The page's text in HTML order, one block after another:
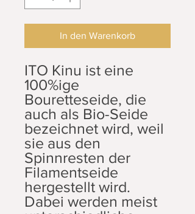
In den Warenkorb
ITO Kinu ist eine
100%ige
Bouretteseide, die
auch als Bio-Seide
bezeichnet wird, weil
sie aus den
Spinnresten der
Filamentseide
hergestellt wird.
Dabei werden meist